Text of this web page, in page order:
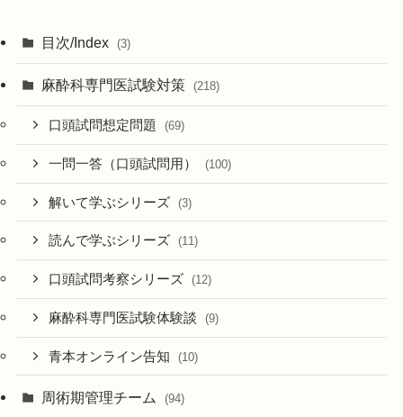
目次/Index (3)
麻酔科専門医試験対策 (218)
口頭試問想定問題 (69)
一問一答（口頭試問用） (100)
解いて学ぶシリーズ (3)
読んで学ぶシリーズ (11)
口頭試問考察シリーズ (12)
麻酔科専門医試験体験談 (9)
青本オンライン告知 (10)
周術期管理チーム (94)